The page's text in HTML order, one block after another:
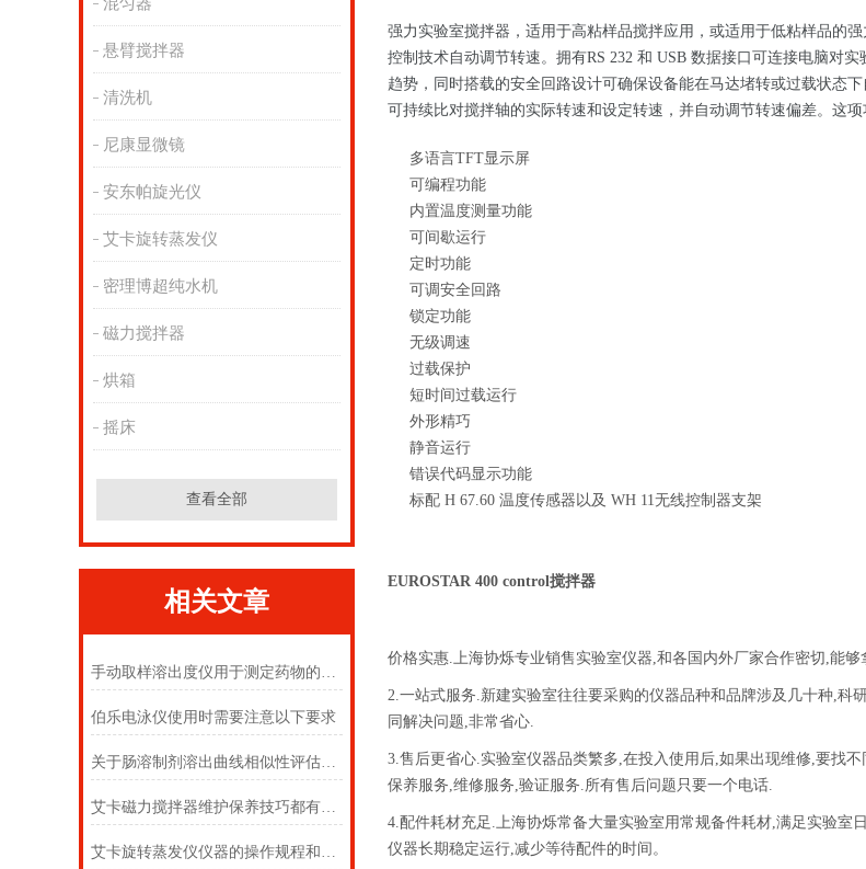
悬臂搅拌器
清洗机
尼康显微镜
安东帕旋光仪
艾卡旋转蒸发仪
密理博超纯水机
磁力搅拌器
烘箱
摇床
查看全部
相关文章
手动取样溶出度仪用于测定药物的溶解度
伯乐电泳仪使用时需要注意以下要求
关于肠溶制剂溶出曲线相似性评估的几点看法
艾卡磁力搅拌器维护保养技巧都有什么呢？
艾卡旋转蒸发仪仪器的操作规程和搬运要求
强力实验室搅拌器，适用于高粘样品搅拌应用，或适用于低粘样品的
控制技术自动调节转速。拥有RS 232 和 USB 数据接口可连接电脑对
趋势，同时搭载的安全回路设计可确保设备能在马达堵转或过载状态下
可持续比对搅拌轴的实际转速和设定转速，并自动调节转速偏差。这
多语言TFT显示屏
可编程功能
内置温度测量功能
可间歇运行
定时功能
可调安全回路
锁定功能
无级调速
过载保护
短时间过载运行
外形精巧
静音运行
错误代码显示功能
标配 H 67.60 温度传感器以及 WH 11无线控制器支架
EUROSTAR 400 control搅拌器
价格实惠.上海协烁专业销售实验室仪器,和各国内外厂家合作密切,能
2.一站式服务.新建实验室往往要采购的仪器品种和品牌涉及几十种,
同解决问题,非常省心.
3.售后更省心.实验室仪器品类繁多,在投入使用后,如果出现维修,要找
保养服务,维修服务,验证服务.所有售后问题只要一个电话.
4.配件耗材充足.上海协烁常备大量实验室用常规备件耗材,满足实验室
仪器长期稳定运行,减少等待配件的时间。